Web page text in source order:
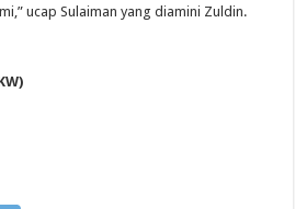
ucap Sulaiman yang diamini Zuldin.